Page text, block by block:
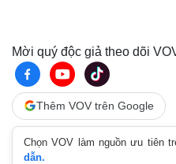
Mời quý độc giả theo dõi
Thêm VOV trên Google
Chọn VOV làm nguồn ưu tiên
dẫn.